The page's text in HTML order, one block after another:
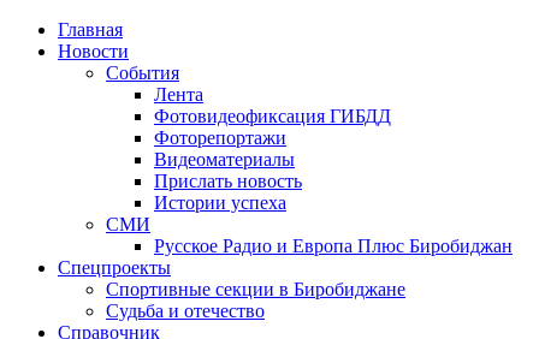
Главная
Новости
События
Лента
Фотовидеофиксация ГИБДД
Фоторепортажи
Видеоматериалы
Прислать новость
Истории успеха
СМИ
Русское Радио и Европа Плюс Биробиджан
Спецпроекты
Спортивные секции в Биробиджане
Судьба и отечество
Справочник